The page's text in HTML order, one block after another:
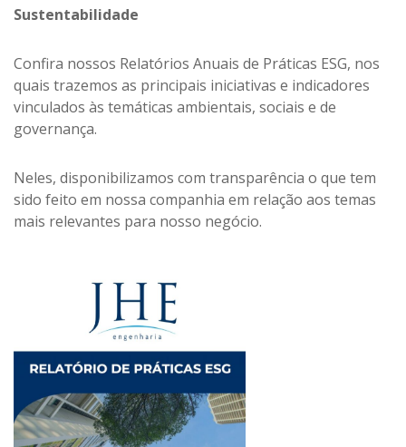
Sustentabilidade
Confira nossos Relatórios Anuais de Práticas ESG, nos
quais trazemos as principais iniciativas e indicadores
vinculados às temáticas ambientais, sociais e de
governança.
Neles, disponibilizamos com transparência o que tem
sido feito em nossa companhia em relação aos temas
mais relevantes para nosso negócio.